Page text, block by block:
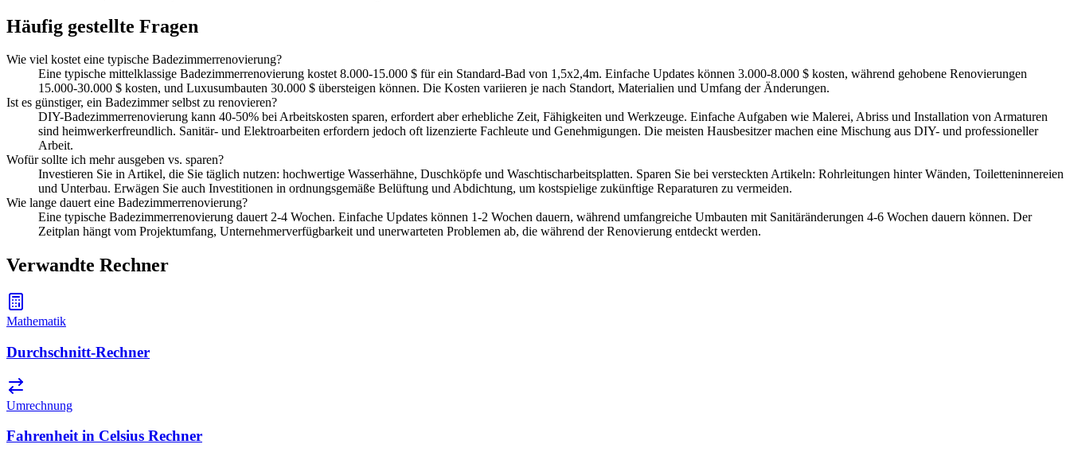
Häufig gestellte Fragen
Wie viel kostet eine typische Badezimmerrenovierung?
Eine typische mittelklassige Badezimmerrenovierung kostet 8.000-15.000 $ für ein Standard-Bad von 1,5x2,4m. Einfache Updates können 3.000-8.000 $ kosten, während gehobene Renovierungen
15.000-30.000 $ kosten, und Luxusumbauten 30.000 $ übersteigen können. Die Kosten variieren je nach Standort, Materialien und Umfang der Änderungen.
Ist es günstiger, ein Badezimmer selbst zu renovieren?
DIY-Badezimmerrenovierung kann 40-50% bei Arbeitskosten sparen, erfordert aber erhebliche Zeit, Fähigkeiten und Werkzeuge. Einfache Aufgaben wie Malerei, Abriss und Installation von Armaturen
sind heimwerkerfreundlich. Sanitär- und Elektroarbeiten erfordern jedoch oft lizenzierte Fachleute und Genehmigungen. Die meisten Hausbesitzer machen eine Mischung aus DIY- und professioneller
Arbeit.
Wofür sollte ich mehr ausgeben vs. sparen?
Investieren Sie in Artikel, die Sie täglich nutzen: hochwertige Wasserhähne, Duschköpfe und Waschtischarbeitsplatten. Sparen Sie bei versteckten Artikeln: Rohrleitungen hinter Wänden, Toiletteninnereien
und Unterbau. Erwägen Sie auch Investitionen in ordnungsgemäße Belüftung und Abdichtung, um kostspielige zukünftige Reparaturen zu vermeiden.
Wie lange dauert eine Badezimmerrenovierung?
Eine typische Badezimmerrenovierung dauert 2-4 Wochen. Einfache Updates können 1-2 Wochen dauern, während umfangreiche Umbauten mit Sanitäränderungen 4-6 Wochen dauern können. Der
Zeitplan hängt vom Projektumfang, Unternehmerverfügbarkeit und unerwarteten Problemen ab, die während der Renovierung entdeckt werden.
Verwandte Rechner
Mathematik
Durchschnitt-Rechner
Umrechnung
Fahrenheit in Celsius Rechner